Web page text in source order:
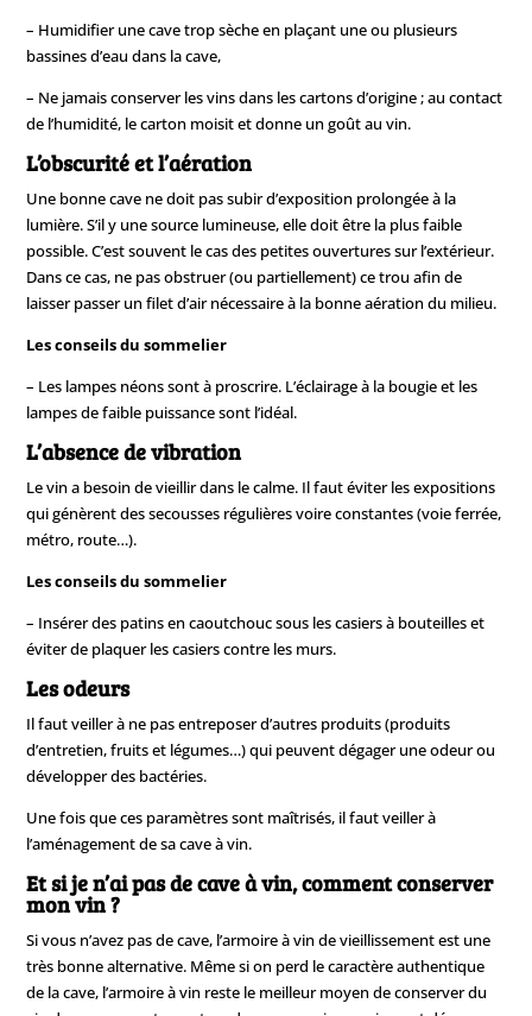
– Humidifier une cave trop sèche en plaçant une ou plusieurs
bassines d’eau dans la cave,
– Ne jamais conserver les vins dans les cartons d’origine ; au contact
de l’humidité, le carton moisit et donne un goût au vin.
L’obscurité et l’aération
Une bonne cave ne doit pas subir d’exposition prolongée à la
lumière. S’il y une source lumineuse, elle doit être la plus faible
possible. C’est souvent le cas des petites ouvertures sur l’extérieur.
Dans ce cas, ne pas obstruer (ou partiellement) ce trou afin de
laisser passer un filet d’air nécessaire à la bonne aération du milieu.
Les conseils du sommelier
– Les lampes néons sont à proscrire. L’éclairage à la bougie et les
lampes de faible puissance sont l’idéal.
L’absence de vibration
Le vin a besoin de vieillir dans le calme. Il faut éviter les expositions
qui génèrent des secousses régulières voire constantes (voie ferrée,
métro, route…).
Les conseils du sommelier
– Insérer des patins en caoutchouc sous les casiers à bouteilles et
éviter de plaquer les casiers contre les murs.
Les odeurs
Il faut veiller à ne pas entreposer d’autres produits (produits
d’entretien, fruits et légumes…) qui peuvent dégager une odeur ou
développer des bactéries.
Une fois que ces paramètres sont maîtrisés, il faut veiller à
l’aménagement de sa cave à vin.
Et si je n’ai pas de cave à vin, comment conserver
mon vin ?
Si vous n’avez pas de cave, l’armoire à vin de vieillissement est une
très bonne alternative. Même si on perd le caractère authentique
de la cave, l’armoire à vin reste le meilleur moyen de conserver du